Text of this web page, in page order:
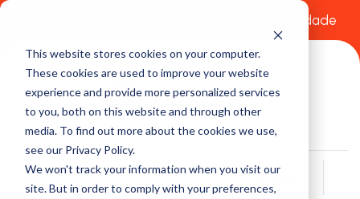
This website stores cookies on your computer.
These cookies are used to improve your website
experience and provide more personalized services
to you, both on this website and through other
media. To find out more about the cookies we use,
see our Privacy Policy.
We won't track your information when you visit our
site. But in order to comply with your preferences,
Política de Privacidade
Buscar